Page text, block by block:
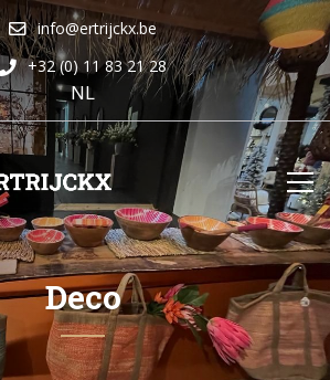
info@ertrijckx.be
+32 (0) 11 83 21 28
NL
Deco